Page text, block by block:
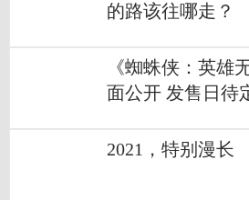
的路该往哪走？
《蜘蛛侠：英雄
面公开 发售日待
2021，特别漫长